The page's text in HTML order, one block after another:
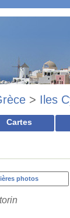
> Iles
Cartes
photos